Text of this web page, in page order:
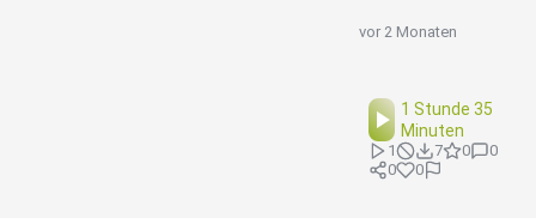
vor 2 Monaten
1 Stunde 35
Minuten
1 7 0
0
0
0